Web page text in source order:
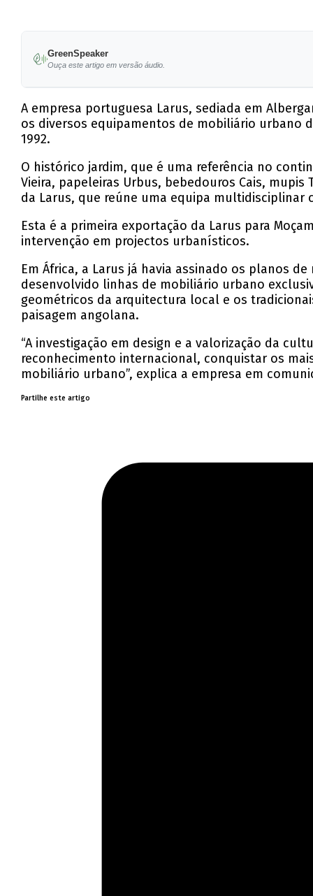
GreenSpeaker
Ouça este artigo em versão áudio.
A empresa portuguesa Larus, sediada em
os diversos equipamentos de mobiliário urbano
1992.
O histórico jardim, que é uma referência no
Vieira, papeleiras Urbus, bebedouros Cais,
da Larus, que reúne uma equipa
Esta é a primeira exportação da Larus para
intervenção em projectos urbanísticos.
Em África, a Larus já havia assinado os planos
desenvolvido linhas de mobiliário urbano
geométricos da arquitectura local e os
paisagem angolana.
“A investigação em design e a valorização da
reconhecimento internacional, conquistar os
mobiliário urbano”, explica a empresa em
Partilhe este artigo